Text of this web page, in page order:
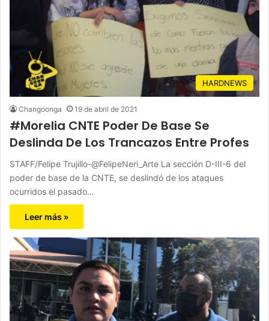
HARDNEWS
Changoonga 19 de abril de 2021
#Morelia CNTE Poder De Base Se
Deslinda De Los Trancazos Entre Profes
STAFF/Felipe Trujillo-@FelipeNeri_Arte La sección D-III-6 del
poder de base de la CNTE, se deslindó de los ataques
ocurridos el pasado…
Leer más »